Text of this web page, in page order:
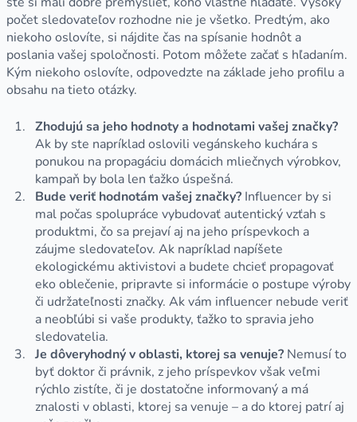
počet sledovateľov rozhodne nie je všetko. Predtým, ako
niekoho oslovíte, si nájdite čas na spísanie hodnôt a
poslania vašej spoločnosti. Potom môžete začať s hľadaním.
Kým niekoho oslovíte, odpovedzte na základe jeho profilu a
obsahu na tieto otázky.
Zhodujú sa jeho hodnoty a hodnotami vašej značky?
Ak by ste napríklad oslovili vegánskeho kuchára s
ponukou na propagáciu domácich mliečnych výrobkov,
kampaň by bola len ťažko úspešná.
Bude veriť hodnotám vašej značky? Influencer by si
mal počas spolupráce vybudovať autentický vzťah s
produktmi, čo sa prejaví aj na jeho príspevkoch a
záujme sledovateľov. Ak napríklad napíšete
ekologickému aktivistovi a budete chcieť propagovať
eko oblečenie, pripravte si informácie o postupe výroby
či udržateľnosti značky. Ak vám influencer nebude veriť
a neobľúbi si vaše produkty, ťažko to spravia jeho
sledovatelia.
Je dôveryhodný v oblasti, ktorej sa venuje? Nemusí to
byť doktor či právnik, z jeho príspevkov však veľmi
rýchlo zistíte, či je dostatočne informovaný a má
znalosti v oblasti, ktorej sa venuje – a do ktorej patrí aj